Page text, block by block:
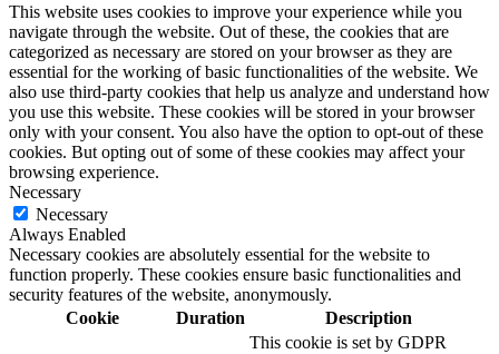
This website uses cookies to improve your experience while you
navigate through the website. Out of these, the cookies that are
categorized as necessary are stored on your browser as they are
essential for the working of basic functionalities of the website. We
also use third-party cookies that help us analyze and understand how
you use this website. These cookies will be stored in your browser
only with your consent. You also have the option to opt-out of these
cookies. But opting out of some of these cookies may affect your
browsing experience.
Necessary
Necessary
Always Enabled
Necessary cookies are absolutely essential for the website to
function properly. These cookies ensure basic functionalities and
security features of the website, anonymously.
Cookie
Duration Description
This cookie is set by GDPR